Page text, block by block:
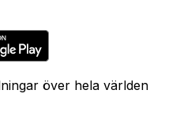
över hela världen